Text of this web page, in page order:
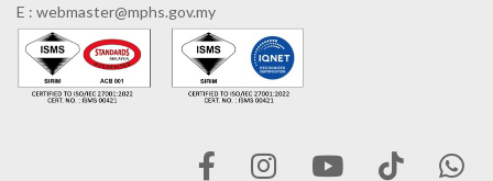
E : webmaster@mphs.gov.my